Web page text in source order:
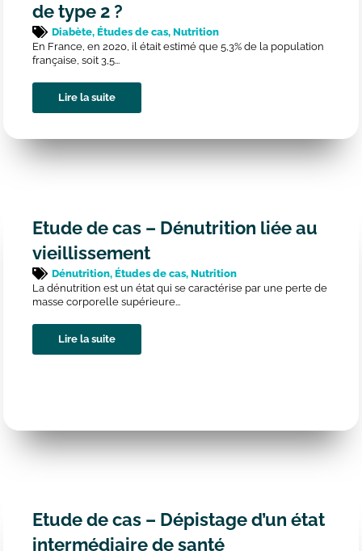
de type 2 ?
Diabète,Études de cas,Nutrition
En France, en 2020, il était estimé que 5,3% de la population
française, soit 3,5...
Lire la suite
Etude de cas – Dénutrition liée au
vieillissement
Dénutrition,Études de cas,Nutrition
La dénutrition est un état qui se caractérise par une perte de
masse corporelle supérieure...
Lire la suite
Etude de cas – Dépistage d’un état
intermédiaire de santé